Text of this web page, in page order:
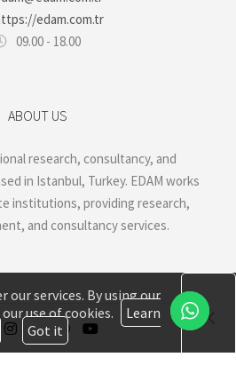
edam.com.tr
09.00 - 18.00
ABOUT US
research, consultancy, and
in Istanbul, Turkey. EDAM works
institutions, providing research,
and consultancy services.
our services. By using our
use of cookies.
Learn
Got it